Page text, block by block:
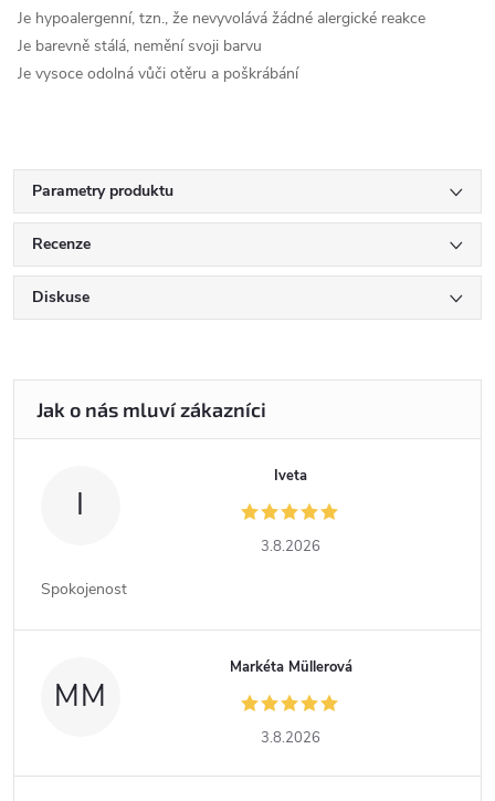
Je hypoalergenní, tzn., že nevyvolává žádné alergické reakce
Je barevně stálá, nemění svoji barvu
Je vysoce odolná vůči otěru a poškrábání
Parametry produktu
Recenze
Diskuse
I
Iveta
3.8.2026
Spokojenost
MM
Markéta Müllerová
3.8.2026